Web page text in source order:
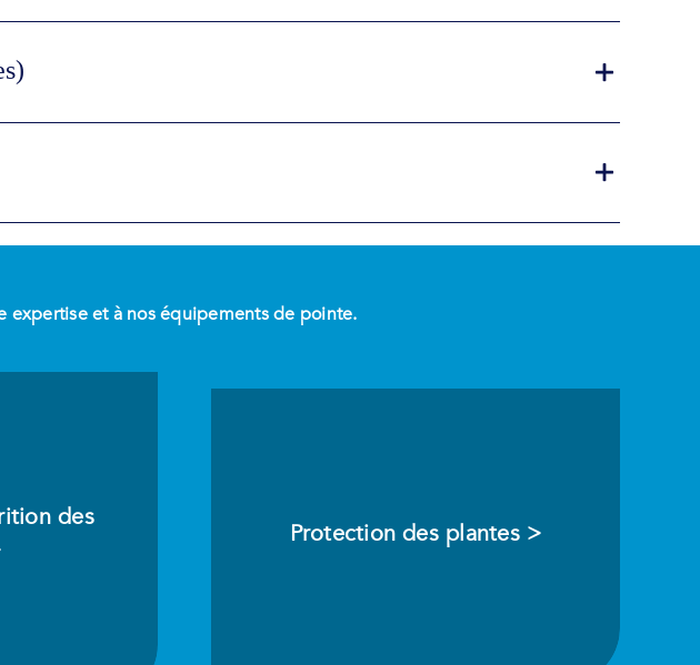
expertise et à nos équipements de pointe.
des
Protection des plantes >